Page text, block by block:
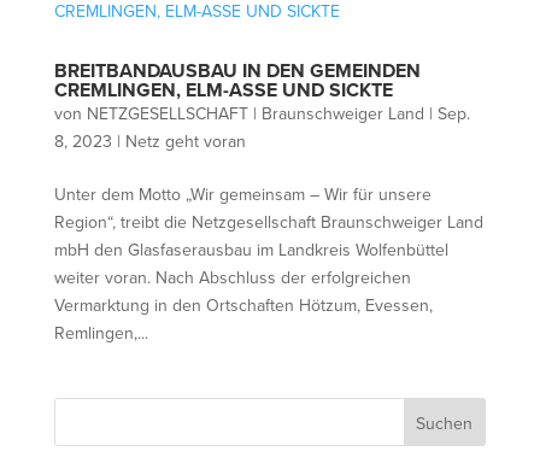
BREITBANDAUSBAU IN DEN GEMEINDEN
CREMLINGEN, ELM-ASSE UND SICKTE
von NETZGESELLSCHAFT | Braunschweiger Land | Sep.
8, 2023 | Netz geht voran
Unter dem Motto „Wir gemeinsam – Wir für unsere
Region“, treibt die Netzgesellschaft Braunschweiger Land
mbH den Glasfaserausbau im Landkreis Wolfenbüttel
weiter voran. Nach Abschluss der erfolgreichen
Vermarktung in den Ortschaften Hötzum, Evessen,
Remlingen,...
Suchen